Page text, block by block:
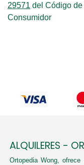
29571 del Código de
Consumidor
ALQUILERES -
Ortopedia Wong,